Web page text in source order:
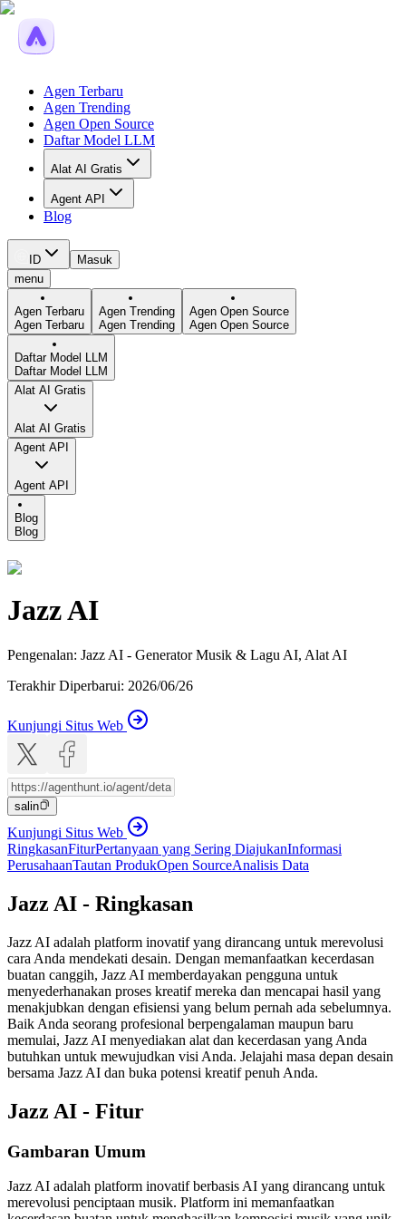
Agen Terbaru
Agen Trending
Agen Open Source
Daftar Model LLM
Alat AI Gratis
Agent API
Blog
ID
Masuk
menu
Agen Terbaru
Agen Terbaru
Agen Trending
Agen Trending
Agen Open Source
Agen Open Source
Daftar Model LLM
Daftar Model LLM
Alat AI Gratis
Alat AI Gratis
Agent API
Agent API
Blog
Blog
Jazz AI
Pengenalan: Jazz AI - Generator Musik & Lagu AI, Alat AI
Terakhir Diperbarui: 2026/06/26
Kunjungi Situs Web
salin
Kunjungi Situs Web
RingkasanFiturPertanyaan yang Sering DiajukanInformasi
PerusahaanTautan ProdukOpen SourceAnalisis Data
Jazz AI - Ringkasan
Jazz AI adalah platform inovatif yang dirancang untuk merevolusi
cara Anda mendekati desain. Dengan memanfaatkan kecerdasan
buatan canggih, Jazz AI memberdayakan pengguna untuk
menyederhanakan proses kreatif mereka dan mencapai hasil yang
menakjubkan dengan efisiensi yang belum pernah ada sebelumnya.
Baik Anda seorang profesional berpengalaman maupun baru
memulai, Jazz AI menyediakan alat dan kecerdasan yang Anda
butuhkan untuk mewujudkan visi Anda. Jelajahi masa depan desain
bersama Jazz AI dan buka potensi kreatif penuh Anda.
Jazz AI - Fitur
Gambaran Umum
Jazz AI adalah platform inovatif berbasis AI yang dirancang untuk
merevolusi penciptaan musik. Platform ini memanfaatkan